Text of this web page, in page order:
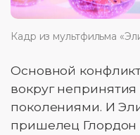
Кадр из мультфильма
Основной
вокруг
поколениями. И
пришелец Глордон